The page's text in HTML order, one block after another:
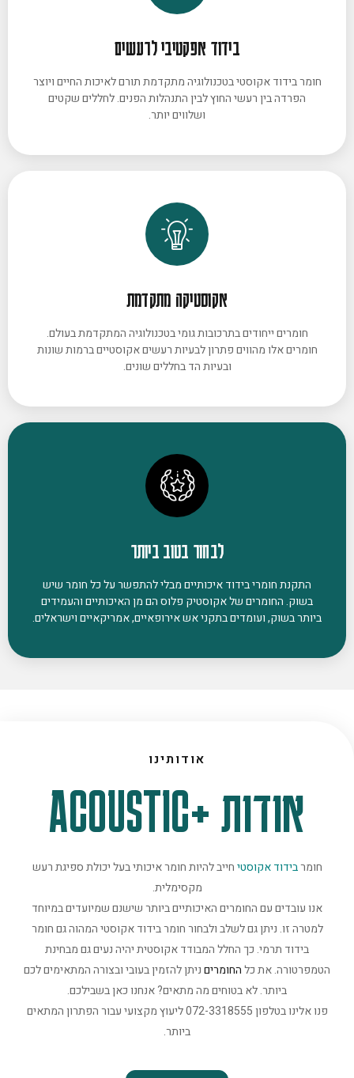
בידוד אפקטיבי לרעשים
חומר בידוד אקוסטי בטכנולוגיה מתקדמת תורם לאיכות החיים ויוצר
הפרדה בין רעשי החוץ לבין התנהלות הפנים. לחללים שקטים
ושלווים יותר.
אקוסטיקה מתקדמת
חומרים ייחודים בתרכובות גומי בטכנולוגיה המתקדמת בעולם.
חומרים אלו מהווים פתרון לבעיות רעשים אקוסטיים ברמות שונות
ובעיות הד בחללים שונים.
לבחור בטוב ביותר
התקנת חומרי בידוד איכותיים מבלי להתפשר על כל חומר שיש
בשוק. החומרים של אקוסטיק פלוס הם מן האיכותיים והעמידים
ביותר בשוק, ועומדים בתקני אש אירופאיים, אמריקאיים וישראלים.
אודותינו
אודות +ACOUSTIC
חומרבידוד אקוסטיחייב להיות חומר איכותי בעל יכולת ספיגת רעש
מקסימלית.
אנו עובדים עם החומרים האיכותיים ביותר שישנם שמיועדים במיוחד
למטרה זו. ניתן גם לשלב ולבחור חומר בידוד אקוסטי המהוה גם חומר
בידוד תרמי. כך החלל המבודד אקוסטית יהיה נעים גם מבחינת
הטמפרטורה. את כלהחומריםניתן להזמין בעובי ובצורה המתאימים לכם
ביותר. לא בטוחים מה מתאים? אנחנו כאן בשבילכם.
פנו אלינו בטלפון 072-3318555 ליעוץ מקצועי עבור הפתרון המתאים
ביותר.